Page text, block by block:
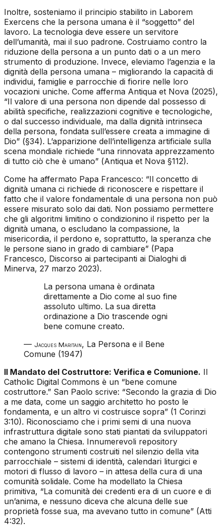
Inoltre, sosteniamo il principio stabilito in Laborem
Exercens che la persona umana è il “soggetto” del
lavoro. La tecnologia deve essere un servitore
dell’umanità, mai il suo padrone. Costruiamo contro la
riduzione della persona a un punto dati o a un mero
strumento di produzione. Invece, eleviamo l’agenzia e la
dignità della persona umana – migliorando la capacità di
individui, famiglie e parrocchie di fiorire nelle loro
vocazioni uniche. Come afferma Antiqua et Nova (2025),
“Il valore di una persona non dipende dal possesso di
abilità specifiche, realizzazioni cognitive e tecnologiche,
o dal successo individuale, ma dalla dignità intrinseca
della persona, fondata sull’essere creata a immagine di
Dio” (§34). L’apparizione dell’intelligenza artificiale sulla
scena mondiale richiede “una rinnovata apprezzamento
di tutto ciò che è umano” (Antiqua et Nova §112).
Come ha affermato Papa Francesco: “Il concetto di
dignità umana ci richiede di riconoscere e rispettare il
fatto che il valore fondamentale di una persona non può
essere misurato solo dai dati. Non possiamo permettere
che gli algoritmi limitino o condizionino il rispetto per la
dignità umana, o escludano la compassione, la
misericordia, il perdono e, soprattutto, la speranza che
le persone siano in grado di cambiare” (Papa
Francesco, Discorso ai partecipanti ai Dialoghi di
Minerva, 27 marzo 2023).
La persona umana è ordinata
direttamente a Dio come al suo fine
assoluto ultimo. La sua diretta
ordinazione a Dio trascende ogni
bene comune creato.
— Jacques Maritain, La Persona e il Bene
Comune (1947)
Il Mandato del Costruttore: Verifica e Comunione. Il
Catholic Digital Commons è un “bene comune
costruttore.” San Paolo scrive: “Secondo la grazia di Dio
a me data, come un saggio architetto ho posto le
fondamenta, e un altro vi costruisce sopra” (1 Corinzi
3:10). Riconosciamo che i primi semi di una nuova
infrastruttura digitale sono stati piantati da sviluppatori
che amano la Chiesa. Innumerevoli repository
contengono strumenti costruiti nel silenzio della vita
parrocchiale – sistemi di identità, calendari liturgici e
motori di flusso di lavoro – in attesa della cura di una
comunità solidale. Come ha modellato la Chiesa
primitiva, “La comunità dei credenti era di un cuore e di
un’anima, e nessuno diceva che alcuna delle sue
proprietà fosse sua, ma avevano tutto in comune” (Atti
4:32).